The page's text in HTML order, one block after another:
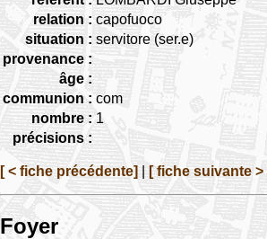
relation : capofuoco
situation : servitore (ser.e)
provenance :
âge :
communion : com
nombre : 1
précisions :
[ < fiche précédente] [ fiche suivante >
Foyer